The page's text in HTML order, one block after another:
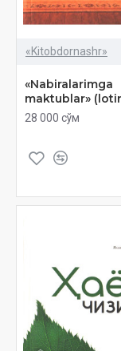
«Kitobdornashr»
«Nabiralarimga
maktublar»
28 000 сўм